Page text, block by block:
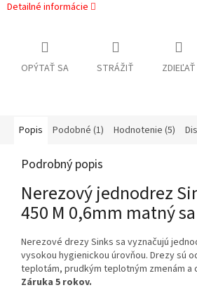
Detailné informácie
OPÝTAŤ SA STRÁŽIŤ ZDIEĽAŤ
Popis Podobné (1) Hodnotenie (5)
Podrobný popis
Nerezový jednodrez
450 M 0,6mm matný
Nerezové drezy Sinks sa vyznačujú
vysokou hygienickou úrovňou. Drezy sú
teplotám, prudkým teplotným zmenám a
Záruka 5 rokov.